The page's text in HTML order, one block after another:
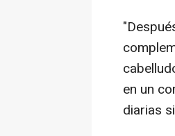
en un
diarias